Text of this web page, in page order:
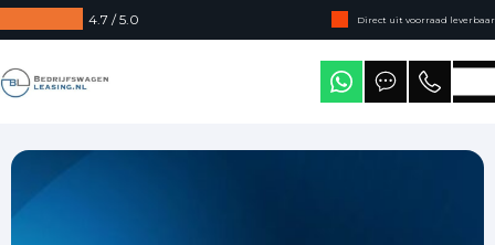
4.7 / 5.0
Direct uit voorraad leverbaar
Levering in heel Nederland